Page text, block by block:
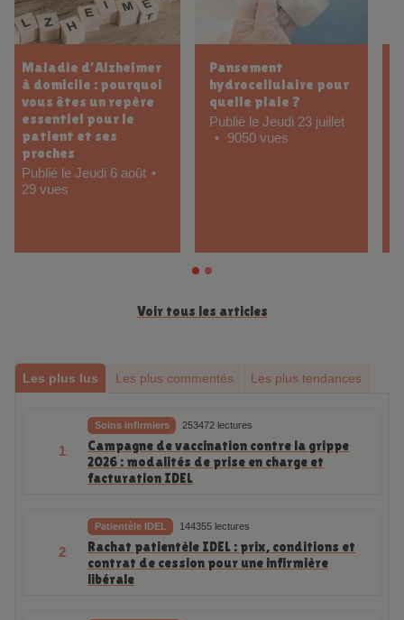
Plaies tumorales à
domicile : le rôle clé
des IDEL dans une
prise en charge
complexe
Publié le Lundi 6 juillet
86 vues
Comment prévenir
les escarres chez un
patient alité :
conseils et gestes
essentiels
Voir tous les articles
Les plus lus Les plus commentés Les plus tendances
1
Soins infirmiers 253472 lectures
Campagne de vaccination contre la grippe
2026 : modalités de prise en charge et
facturation IDEL
2
Patientèle IDEL 144355 lectures
Rachat patientèle IDEL : prix, conditions et
contrat de cession pour une infirmière
libérale